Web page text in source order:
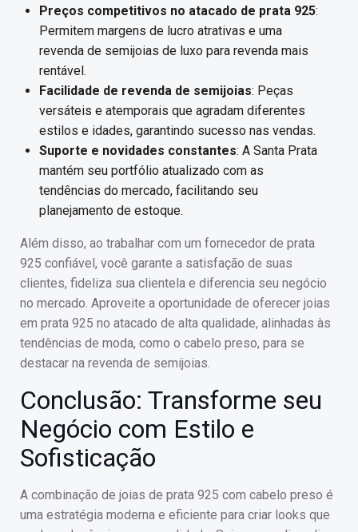
Preços competitivos no atacado de prata 925:
Permitem margens de lucro atrativas e uma
revenda de semijoias de luxo para revenda mais
rentável.
Facilidade de revenda de semijoias: Peças
versáteis e atemporais que agradam diferentes
estilos e idades, garantindo sucesso nas vendas.
Suporte e novidades constantes: A Santa Prata
mantém seu portfólio atualizado com as
tendências do mercado, facilitando seu
planejamento de estoque.
Além disso, ao trabalhar com um fornecedor de prata
925 confiável, você garante a satisfação de suas
clientes, fideliza sua clientela e diferencia seu negócio
no mercado. Aproveite a oportunidade de oferecer joias
em prata 925 no atacado de alta qualidade, alinhadas às
tendências de moda, como o cabelo preso, para se
destacar na revenda de semijoias.
Conclusão: Transforme seu
Negócio com Estilo e
Sofisticação
A combinação de joias de prata 925 com cabelo preso é
uma estratégia moderna e eficiente para criar looks que